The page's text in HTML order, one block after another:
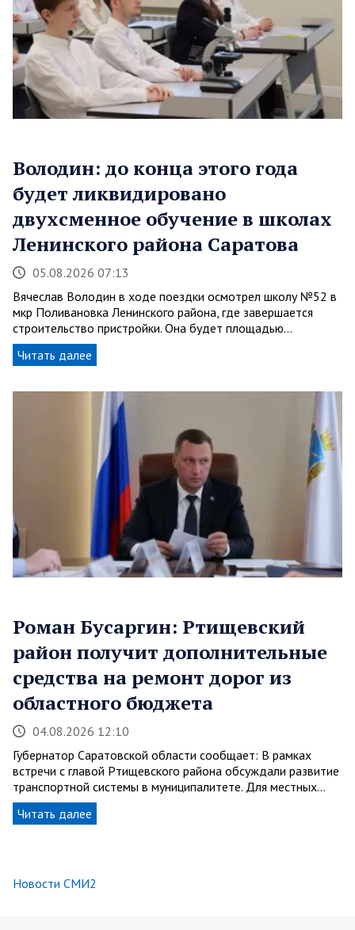
Володин: до конца этого года
будет ликвидировано
двухсменное обучение в школах
Ленинского района Саратова
05.08.2026 07:13
Вячеслав Володин в ходе поездки осмотрел школу №52 в
мкр Поливановка Ленинского района, где завершается
строительство пристройки. Она будет площадью…
Читать далее
Роман Бусаргин: Ртищевский
район получит дополнительные
средства на ремонт дорог из
областного бюджета
04.08.2026 12:10
Губернатор Саратовской области сообщает: В рамках
встречи с главой Ртищевского района обсуждали развитие
транспортной системы в муниципалитете. Для местных…
Читать далее
Новости СМИ2